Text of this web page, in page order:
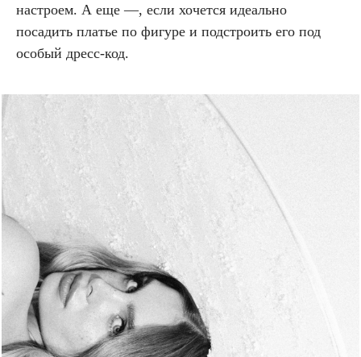
настроем. А еще —, если хочется идеально
посадить платье по фигуре и подстроить его под
особый дресс-код.